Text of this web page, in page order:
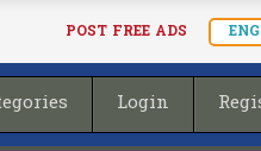
POST FREE ADS
Login